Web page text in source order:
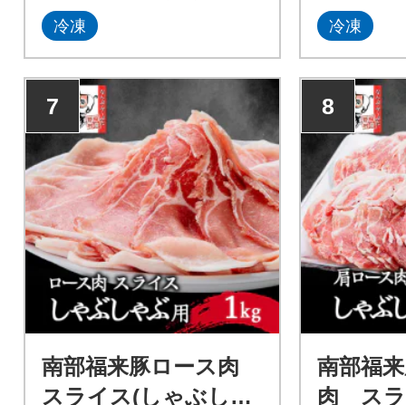
冷凍 冷凍
7
南部福来豚ロース肉
スライス(しゃぶしゃ
8
南部福
肉 スラ